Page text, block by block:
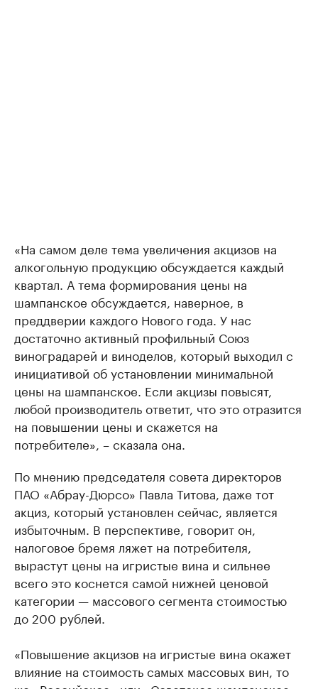
«На самом деле тема увеличения акцизов на
алкогольную продукцию обсуждается каждый
квартал. А тема формирования цены на
шампанское обсуждается, наверное, в
преддверии каждого Нового года. У нас
достаточно активный профильный Союз
виноградарей и виноделов, который выходил с
инициативой об установлении минимальной
цены на шампанское. Если акцизы повысят,
любой производитель ответит, что это отразится
на повышении цены и скажется на
потребителе», – сказала она.
По мнению председателя совета директоров
ПАО «Абрау-Дюрсо» Павла Титова, даже тот
акциз, который установлен сейчас, является
избыточным. В перспективе, говорит он,
налоговое бремя ляжет на потребителя,
вырастут цены на игристые вина и сильнее
всего это коснется самой нижней ценовой
категории — массового сегмента стоимостью
до 200 рублей.
«Повышение акцизов на игристые вина окажет
влияние на стоимость самых массовых вин, то